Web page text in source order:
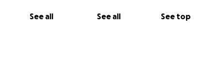
See all See all See top
- Ogni contributo, anche piccolo, ci aiuterà a coprire